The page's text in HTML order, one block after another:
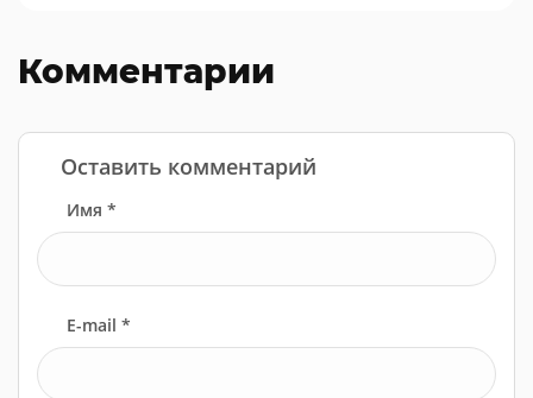
Комментарии
Оставить комментарий
Имя *
E-mail *